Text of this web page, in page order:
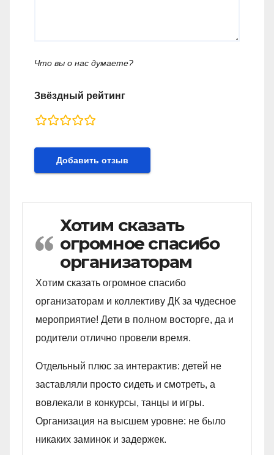
Что вы о нас думаете?
Звёздный рейтинг
rating
fields
Хотим сказать
огромное спасибо
организаторам
Хотим сказать огромное спасибо
организаторам и коллективу ДК за чудесное
мероприятие! Дети в полном восторге, да и
родители отлично провели время.
Отдельный плюс за интерактив: детей не
заставляли просто сидеть и смотреть, а
вовлекали в конкурсы, танцы и игры.
Организация на высшем уровне: не было
никаких заминок и задержек.